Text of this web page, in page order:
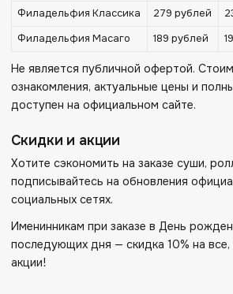
Филадельфия Классика
279 рублей
Филадельфия Масаго
189 рублей
Не является публичной офертой.
ознакомления, актуальные цены и
доступен на официальном сайте.
Скидки и акции
Хотите сэкономить на заказе суши,
подписывайтесь на обновления
социальных сетях.
Именинникам при заказе в День
последующих дня — скидка 10% на
акции!